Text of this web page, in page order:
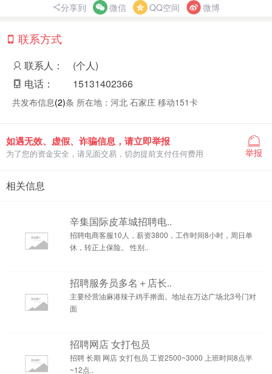
分享到 微信 QQ空间 微博
联系方式
联系人：
(个人)
电话：
15131402366
共发布信息(2)条 所在地：河北 石家庄 移动151卡
如遇无效、虚假、诈骗信息，请立即举报
为了您的资金安全，请见面交易，切勿提前支付任何费用 举报
相关信息
辛集国际皮革城招聘电..
招聘电商客服10人，薪资3800，工作时间8小时，周日单
休，转正上保险。 性别..
招聘服务员多名＋店长..
主要经营油麻港辣子鸡手擀面。地址在万达广场北3号门对
面
招聘网店 女打包员
招聘 长期 网店 女打包员 工资2500~3000 上班时间8点半
~12点..